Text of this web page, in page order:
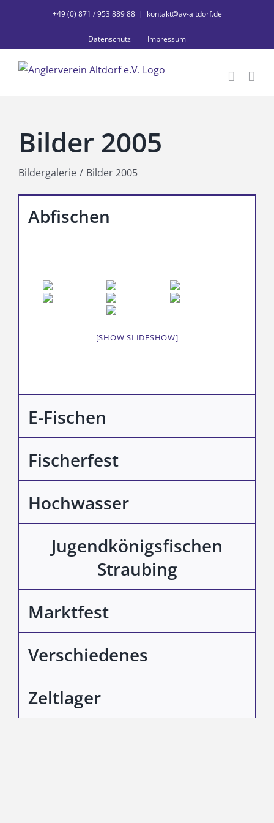
+49 (0) 871 / 953 889 88 | kontakt@av-altdorf.de
Datenschutz Impressum
Bilder 2005
Bildergalerie Bilder 2005
Abfischen
[SHOW SLIDESHOW]
E-Fischen
Fischerfest
Hochwasser
Jugendkönigsfischen
Straubing
Marktfest
Verschiedenes
Zeltlager